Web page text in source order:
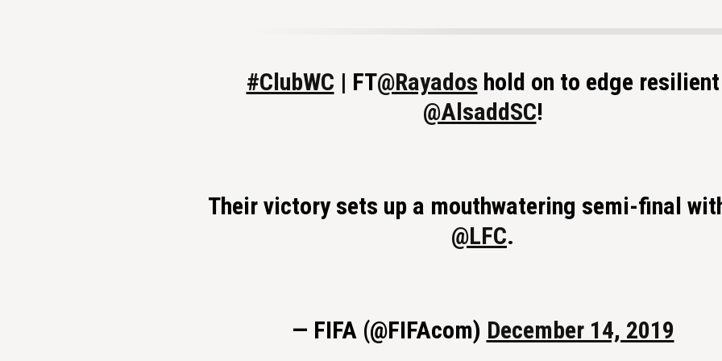
#ClubWC | FT@Rayados hold on to edge resilient
@AlsaddSC!
Their victory sets up a mouthwatering semi-final
@LFC.
— FIFA (@FIFAcom) December 14, 2019